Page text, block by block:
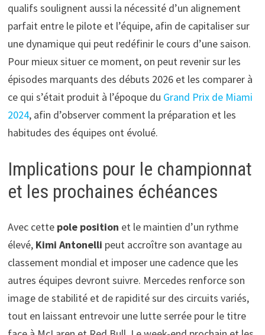
qualifs soulignent aussi la nécessité d’un alignement
parfait entre le pilote et l’équipe, afin de capitaliser sur
une dynamique qui peut redéfinir le cours d’une saison.
Pour mieux situer ce moment, on peut revenir sur les
épisodes marquants des débuts 2026 et les comparer à
ce qui s’était produit à l’époque du Grand Prix de Miami
2024, afin d’observer comment la préparation et les
habitudes des équipes ont évolué.
Implications pour le championnat
et les prochaines échéances
Avec cette pole position et le maintien d’un rythme
élevé, Kimi Antonelli peut accroître son avantage au
classement mondial et imposer une cadence que les
autres équipes devront suivre. Mercedes renforce son
image de stabilité et de rapidité sur des circuits variés,
tout en laissant entrevoir une lutte serrée pour le titre